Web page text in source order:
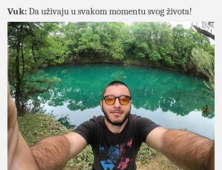
Vuk: Da uživaju u svakom momentu svog života!